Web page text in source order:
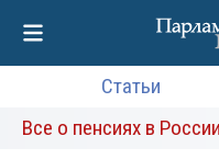
Статьи
Все о пенсиях в России